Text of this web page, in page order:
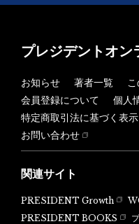
プレジデントオン
お知らせ 著者一覧
会員登録について
個人
特定商取引法に基づく表示
お問い合わせ
関連サイト
PRESIDENT Growth
PRESIDENT BOOKS